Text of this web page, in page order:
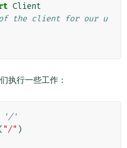
Client
of the client for our u
执行一些工作：
'/'
"/" )